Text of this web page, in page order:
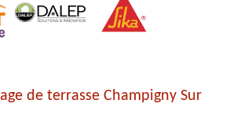
de terrasse Champigny Sur